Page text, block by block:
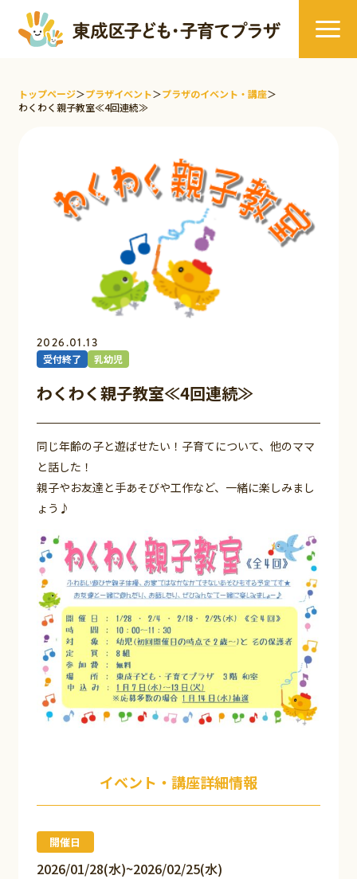
トップページ＞プラザイベント＞プラザのイベント・講座＞
わくわく親子教室≪4回連続≫
2026.01.13
受付終了 乳幼児
わくわく親子教室≪4回連続≫
同じ年齢の子と遊ばせたい！子育てについて、他のママ
と話した！
親子やお友達と手あそびや工作など、一緒に楽しみまし
ょう♪
イベント・講座詳細情報
開催日
2026/01/28(水)~2026/02/25(水)